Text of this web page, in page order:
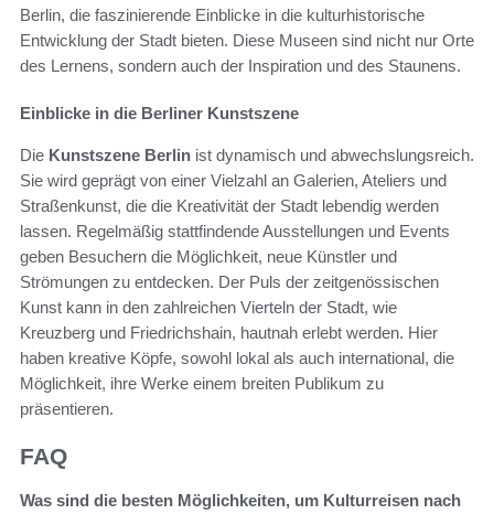
Berlin, die faszinierende Einblicke in die kulturhistorische
Entwicklung der Stadt bieten. Diese Museen sind nicht nur Orte
des Lernens, sondern auch der Inspiration und des Staunens.
Einblicke in die Berliner Kunstszene
Die Kunstszene Berlin ist dynamisch und abwechslungsreich.
Sie wird geprägt von einer Vielzahl an Galerien, Ateliers und
Straßenkunst, die die Kreativität der Stadt lebendig werden
lassen. Regelmäßig stattfindende Ausstellungen und Events
geben Besuchern die Möglichkeit, neue Künstler und
Strömungen zu entdecken. Der Puls der zeitgenössischen
Kunst kann in den zahlreichen Vierteln der Stadt, wie
Kreuzberg und Friedrichshain, hautnah erlebt werden. Hier
haben kreative Köpfe, sowohl lokal als auch international, die
Möglichkeit, ihre Werke einem breiten Publikum zu
präsentieren.
FAQ
Was sind die besten Möglichkeiten, um Kulturreisen nach